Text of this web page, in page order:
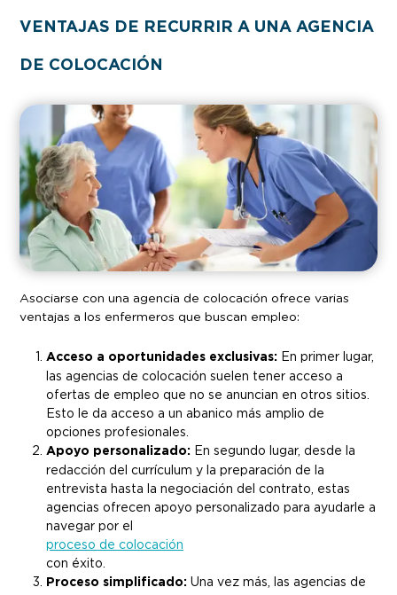
VENTAJAS DE RECURRIR A UNA AGENCIA
DE COLOCACIÓN
Asociarse con una agencia de colocación ofrece varias
ventajas a los enfermeros que buscan empleo:
Acceso a oportunidades exclusivas: En primer lugar,
las agencias de colocación suelen tener acceso a
ofertas de empleo que no se anuncian en otros sitios.
Esto le da acceso a un abanico más amplio de
opciones profesionales.
Apoyo personalizado: En segundo lugar, desde la
redacción del currículum y la preparación de la
entrevista hasta la negociación del contrato, estas
agencias ofrecen apoyo personalizado para ayudarle a
navegar por el
proceso de colocación
con éxito.
Proceso simplificado: Una vez más, las agencias de